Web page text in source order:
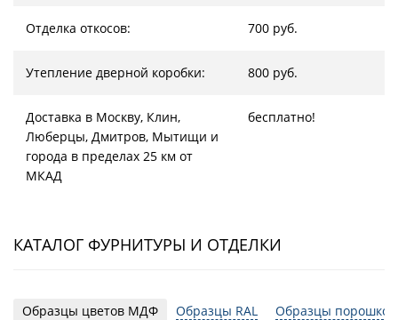
Отделка откосов: 700 руб.
Утепление дверной коробки: 800 руб.
Доставка в Москву, Клин,
Люберцы, Дмитров, Мытищи и
города в пределах 25 км от
МКАД
бесплатно!
КАТАЛОГ ФУРНИТУРЫ И ОТДЕЛКИ
Образцы цветов МДФ Образцы RAL Образцы